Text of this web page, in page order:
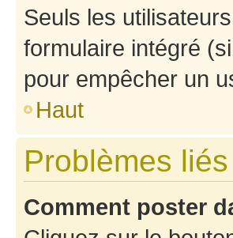
Seuls les
formulaire intégré
pour empêcher un
Haut
Problèmes
Comment poster